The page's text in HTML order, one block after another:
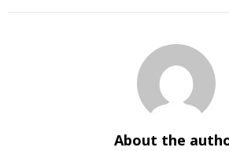
About the